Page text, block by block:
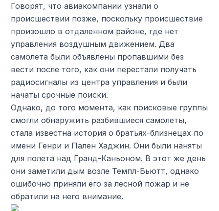
Говорят, что авиакомпании узнали о
происшествии позже, поскольку происшествие
произошло в отдаленном районе, где нет
управления воздушным движением. Два
самолета были объявлены пропавшими без
вести после того, как они перестали получать
радиосигналы из центра управления и были
начаты срочные поиски.
Однако, до того момента, как поисковые группы
смогли обнаружить разбившиеся самолеты,
стала известна история о братьях-близнецах по
имени Генри и Пален Хаджин. Они были наняты
для полета над Гранд-Каньоном. В этот же день
они заметили дым возле Темпл-Бьютт, однако
ошибочно приняли его за лесной пожар и не
обратили на него внимание.